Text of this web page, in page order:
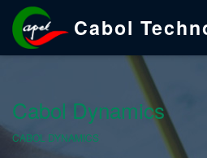
Cabol
Cabol Dynamics
CABOL DYNAMICS